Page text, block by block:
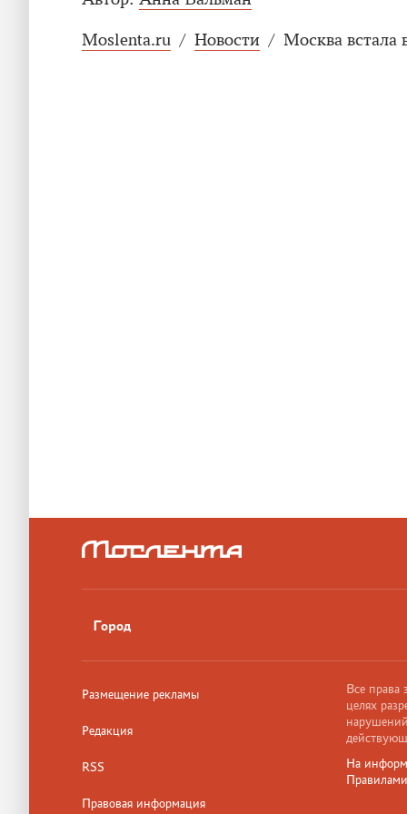
Moslenta.ru / Новости / Москва встала
Город
Размещение рекламы
Редакция
RSS
Правовая информация
Все права
целях
На
Правилами